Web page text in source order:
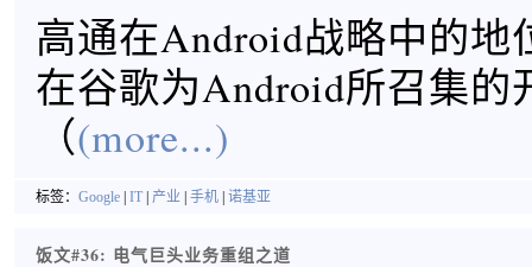
高通在Android战略中的地
在谷歌为Android所召集的
（(more...)
标签： Google IT 产业 手机 诺基亚
饭文#36: 电气巨头业务重组之道